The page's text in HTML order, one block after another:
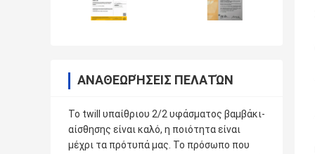
ΑΝΑΘΕΩΡΉΣΕΙΣ ΠΕΛΑΤΏΝ
Το twill υπαίθριου 2/2 υφάσματος βαμβάκι-
αίσθησης είναι καλό, η ποιότητα είναι
μέχρι τα πρότυπά μας. Το πρόσωπο που